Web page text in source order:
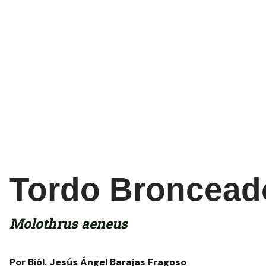
Tordo
Molothrus aeneus
Por Biól. Jesús Ángel Barajas Fragoso